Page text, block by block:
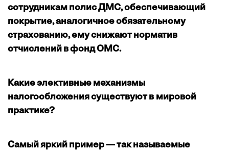
сотрудникам полис ДМС, обеспечивающий
покрытие, аналогичное обязательному
страхованию, ему снижают норматив
отчислений в фонд ОМС.
Какие элективные механизмы
налогообложения существуют в мировой
практике?
Самый яркий пример — так называемые